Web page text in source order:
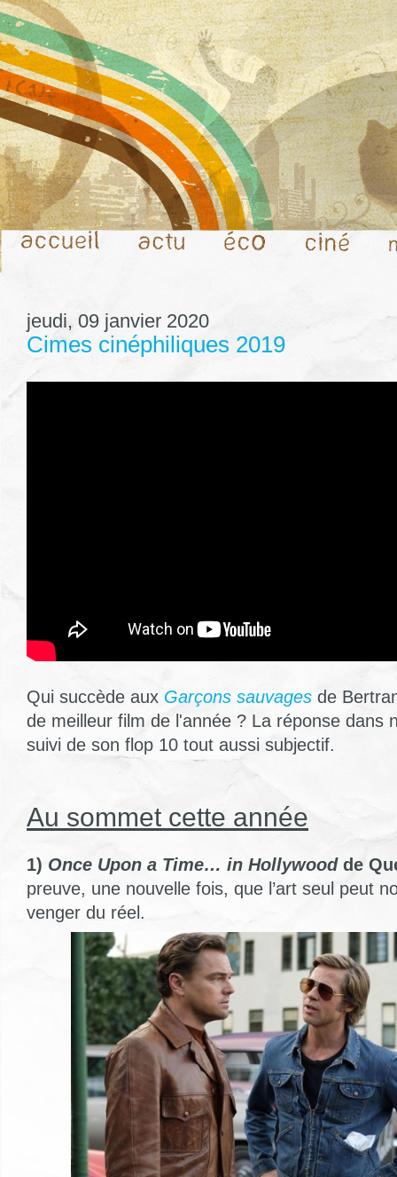
jeudi, 09 janvier 2020
Cimes cinéphiliques 2019
Qui succède aux Garçons sauvages de
de meilleur film de l'année ? La réponse dans
suivi de son flop 10 tout aussi subjectif.
Au sommet cette année
1) Once Upon a Time… in Hollywoodde
preuve, une nouvelle fois, que l’art seul peut
venger du réel.